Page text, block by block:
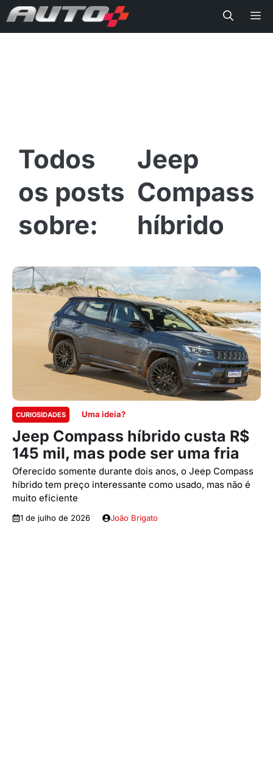
Jeep
Compass
híbrido
CURIOSIDADES Uma ideia?
Jeep Compass híbrido custa R$
145 mil, mas pode ser uma fria
Oferecido somente durante dois anos, o Jeep Compass
híbrido tem preço interessante como usado, mas não é
muito eficiente
1 de julho de 2026 João Brigato